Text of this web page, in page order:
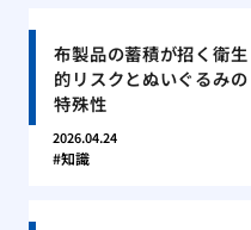
布製品の蓄積が招く衛生
的リスクとぬいぐるみの
特殊性
2026.04.24
知識